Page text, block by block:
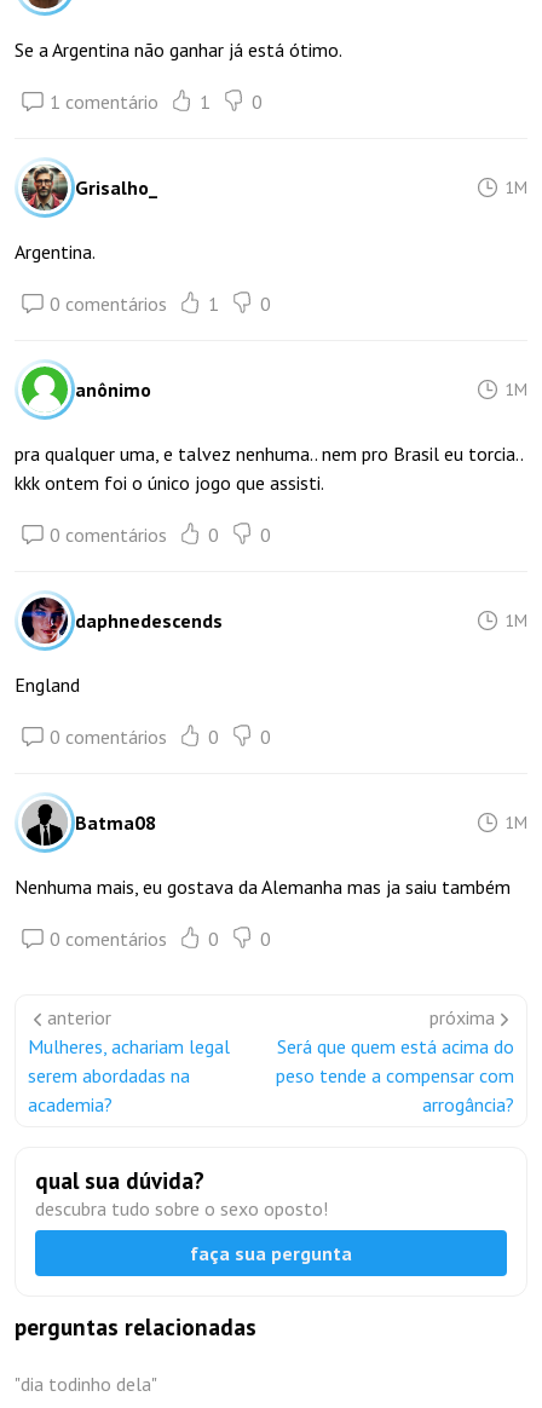
Se a Argentina não ganhar já está ótimo.
1 comentário 1 0
Grisalho_ 1M
Argentina.
0 comentários 1 0
anônimo 1M
pra qualquer uma, e talvez nenhuma.. nem pro Brasil eu torcia..
kkk ontem foi o único jogo que assisti.
0 comentários 0 0
daphnedescends 1M
England
0 comentários 0 0
Batma08 1M
Nenhuma mais, eu gostava da Alemanha mas ja saiu também
0 comentários 0 0
anterior
Mulheres, achariam legal
serem abordadas na
academia?
próxima
Será que quem está acima do
peso tende a compensar com
arrogância?
qual sua dúvida?
descubra tudo sobre o sexo oposto!
faça sua pergunta
perguntas relacionadas
"dia todinho dela"